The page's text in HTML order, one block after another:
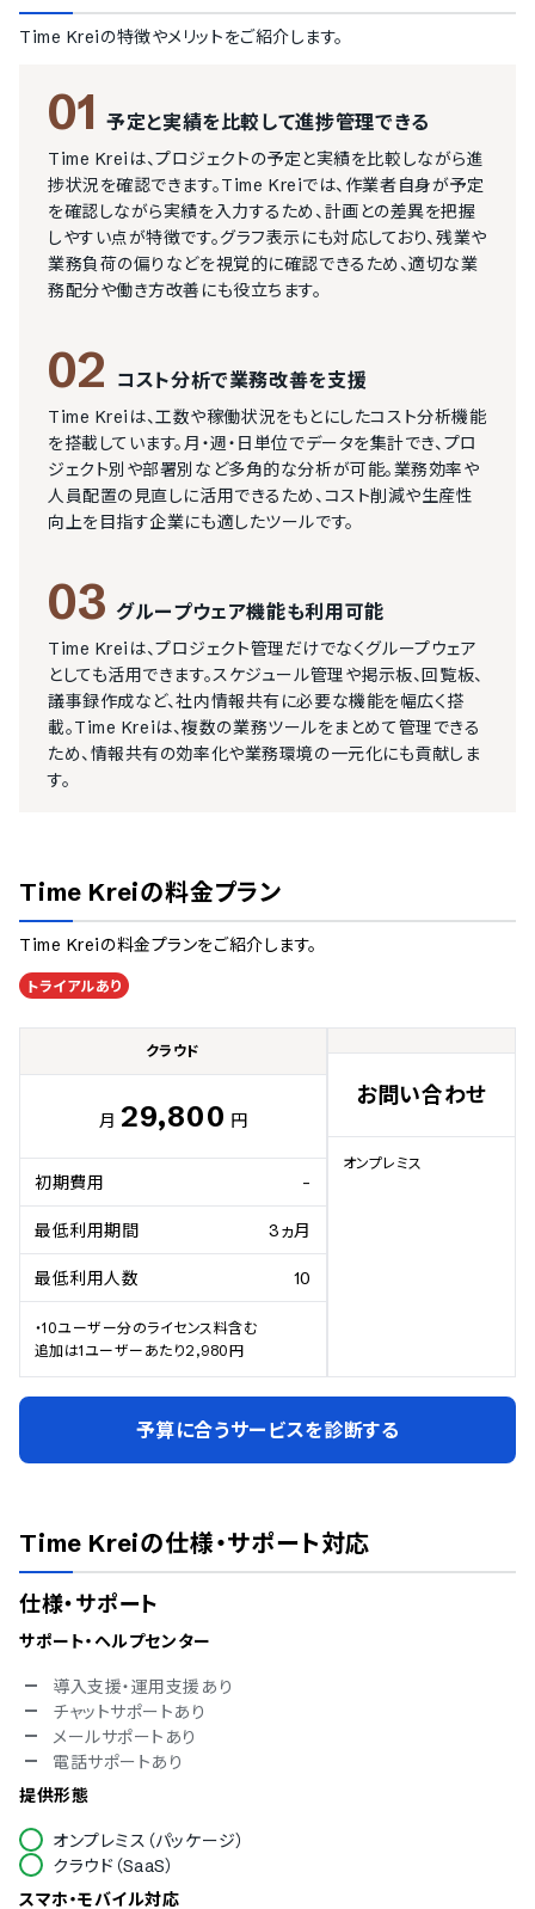
Time Kreiの特徴やメリットをご紹介します。
01 予定と実績を比較して進捗管理できる
Time Kreiは、プロジェクトの予定と実績を比較しながら進
捗状況を確認できます。Time Kreiでは、作業者自身が予定
を確認しながら実績を入力するため、計画との差異を把握
しやすい点が特徴です。グラフ表示にも対応しており、残業や
業務負荷の偏りなどを視覚的に確認できるため、適切な業
務配分や働き方改善にも役立ちます。
02 コスト分析で業務改善を支援
Time Kreiは、工数や稼働状況をもとにしたコスト分析機能
を搭載しています。月・週・日単位でデータを集計でき、プロ
ジェクト別や部署別など多角的な分析が可能。業務効率や
人員配置の見直しに活用できるため、コスト削減や生産性
向上を目指す企業にも適したツールです。
03 グループウェア機能も利用可能
Time Kreiは、プロジェクト管理だけでなくグループウェア
としても活用できます。スケジュール管理や掲示板、回覧板、
議事録作成など、社内情報共有に必要な機能を幅広く搭
載。Time Kreiは、複数の業務ツールをまとめて管理できる
ため、情報共有の効率化や業務環境の一元化にも貢献しま
す。
Time Kreiの料金プラン
Time Kreiの料金プランをご紹介します。
トライアルあり
クラウド
月 29,800 円
初期費用 -
最低利用期間 3ヵ月
最低利用人数 10
・10ユーザー分のライセンス料含む
追加は1ユーザーあたり2,980円
お問い合わせ
オンプレミス
予算に合うサービスを診断する
Time Kreiの仕様・サポート対応
仕様・サポート
サポート・ヘルプセンター
導入支援・運用支援あり
チャットサポートあり
メールサポートあり
電話サポートあり
提供形態
オンプレミス（パッケージ）
クラウド（SaaS）
スマホ・モバイル対応